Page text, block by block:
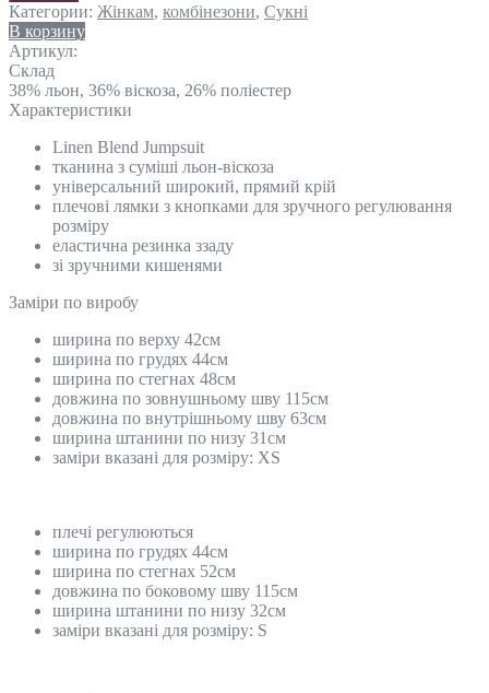
Категории: Жінкам, комбінезони, Сукні
В корзину
Артикул:
Склад
38% льон, 36% віскоза, 26% поліестер
Характеристики
Linen Blend Jumpsuit
тканина з суміші льон-віскоза
універсальний широкий, прямий крій
плечові лямки з кнопками для зручного регулювання
розміру
еластична резинка ззаду
зі зручними кишенями
Замiри по виробу
ширина по верху 42см
ширина по грудях 44см
ширина по стегнах 48см
довжина по зовнушньому шву 115см
довжина по внутрішньому шву 63см
ширина штанини по низу 31см
заміри вказані для розміру: XS
плечі регулюються
ширина по грудях 44см
ширина по стегнах 52см
довжина по боковому шву 115см
ширина штанини по низу 32см
заміри вказані для розміру: S